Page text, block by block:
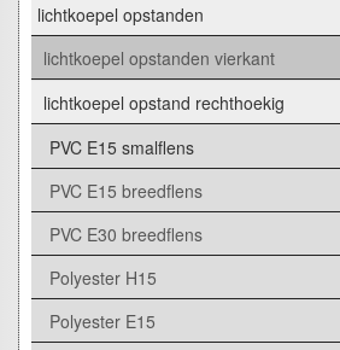
lichtkoepel opstanden
lichtkoepel opstanden vierkant
lichtkoepel opstand rechthoekig
PVC E15 smalflens
PVC E15 breedflens
PVC E30 breedflens
Polyester H15
Polyester E15